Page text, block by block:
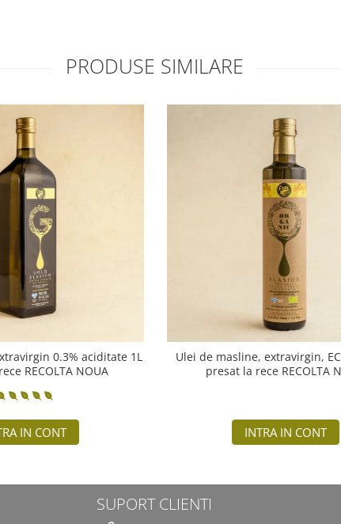
PRODUSE SIMILARE
0.3% aciditate 1L
RECOLTA NOUA
IN CONT
Ulei de masline, extravirgin,
presat la rece RECOLTA
INTRA IN CONT
SUPORT CLIENTI